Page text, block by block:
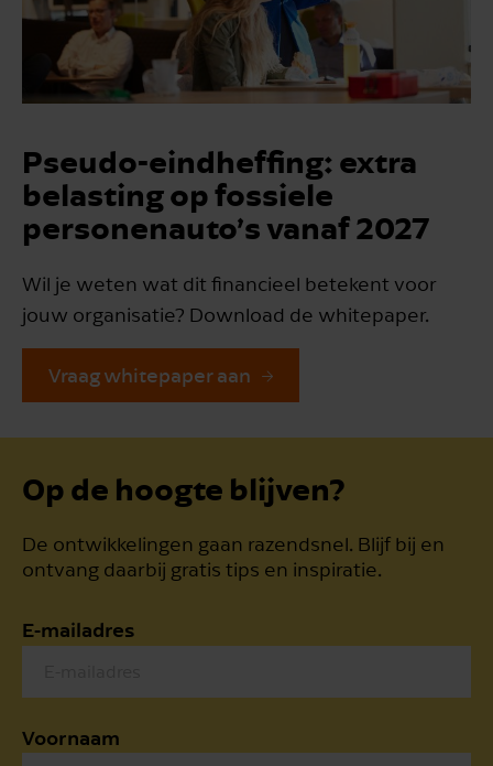
Pseudo-eindheffing: extra
belasting op fossiele
personenauto’s vanaf 2027
Wil je weten wat dit financieel betekent voor
jouw organisatie? Download de whitepaper.
Vraag whitepaper aan
Op de hoogte blijven?
De ontwikkelingen gaan razendsnel. Blijf bij en
ontvang daarbij gratis tips en inspiratie.
E-mailadres
Voornaam